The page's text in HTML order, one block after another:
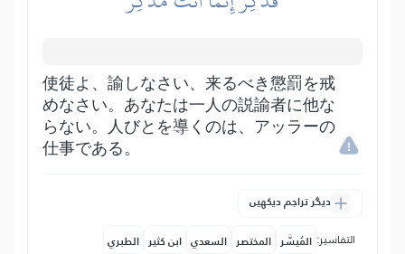
使徒よ、諭しなさい、来るべき懲罰を戒
めなさい。あなたは一人の説諭者に他な
らない。人びとを導くのは、アッラーの
仕事である。
دیگر تراجم دیکھیں
التفاسير: المُيسَّر المختصر السعدي ابن كثير الطبري